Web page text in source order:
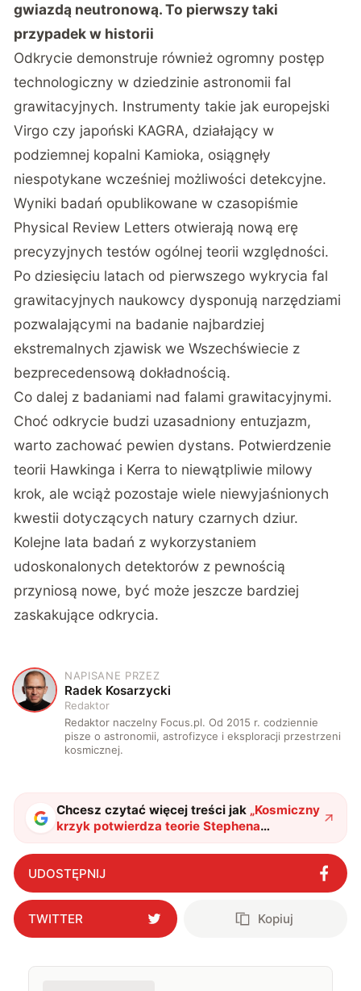
gwiazdą neutronową. To pierwszy taki
przypadek w historii
Odkrycie demonstruje również ogromny postęp
technologiczny w dziedzinie astronomii fal
grawitacyjnych. Instrumenty takie jak europejski
Virgo czy japoński KAGRA, działający w
podziemnej kopalni Kamioka, osiągnęły
niespotykane wcześniej możliwości detekcyjne.
Wyniki badań opublikowane w czasopiśmie
Physical Review Letters otwierają nową erę
precyzyjnych testów ogólnej teorii względności.
Po dziesięciu latach od pierwszego wykrycia fal
grawitacyjnych naukowcy dysponują narzędziami
pozwalającymi na badanie najbardziej
ekstremalnych zjawisk we Wszechświecie z
bezprecedensową dokładnością.
Co dalej z badaniami nad falami grawitacyjnymi.
Choć odkrycie budzi uzasadniony entuzjazm,
warto zachować pewien dystans. Potwierdzenie
teorii Hawkinga i Kerra to niewątpliwie milowy
krok, ale wciąż pozostaje wiele niewyjaśnionych
kwestii dotyczących natury czarnych dziur.
Kolejne lata badań z wykorzystaniem
udoskonalonych detektorów z pewnością
przyniosą nowe, być może jeszcze bardziej
zaskakujące odkrycia.
R
NAPISANE PRZEZ
Radek Kosarzycki
Redaktor
Redaktor naczelny Focus.pl. Od 2015 r. codziennie
pisze o astronomii, astrofizyce i eksploracji przestrzeni
kosmicznej.
Chcesz czytać więcej treści jak „Kosmiczny
krzyk potwierdza teorie Stephena
Hawkinga. Naukowcy zarejestrowali sygnał
jakiego jeszcze nie było"?
UDOSTĘPNIJ
TWITTER Kopiuj